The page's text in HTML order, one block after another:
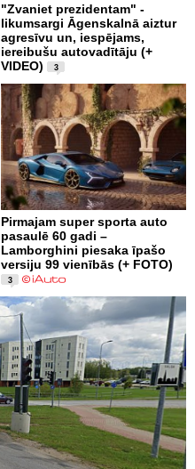
"Zvaniet prezidentam" -
likumsargi Āgenskalnā aiztur
agresīvu un, iespējams,
iereibušu autovadītāju (+
VIDEO)
3
Pirmajam super sporta auto
pasaulē 60 gadi –
Lamborghini piesaka īpašo
versiju 99 vienībās (+ FOTO)
3